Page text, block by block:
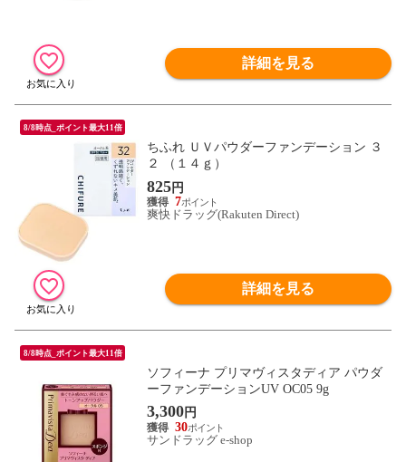
詳細を見る
8/8時点_ポイント最大11倍
ちふれ ＵＶパウダーファンデーション ３
２ （１４ｇ）
825円
7
爽快ドラッグ(Rakuten Direct)
詳細を見る
8/8時点_ポイント最大11倍
ソフィーナ プリマヴィスタディア パウダ
ーファンデーションUV OC05 9g
3,300円
30
サンドラッグ e-shop